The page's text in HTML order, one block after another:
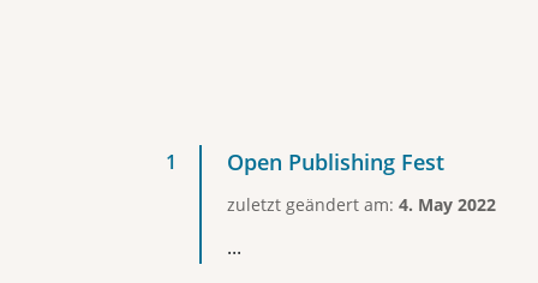
Open Publishing Fest
zuletzt geändert am: 4. May 2022
...